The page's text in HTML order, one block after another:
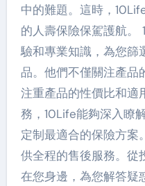
中的難題。這時，
的人壽保險保駕護航。
驗和專業知識，為您篩
品。他們不僅關注產品
注重產品的性價比和適
務，10Life能夠深入瞭
定制最適合的保險方案
供全程的售後服務。從
在您身邊，為您解答疑